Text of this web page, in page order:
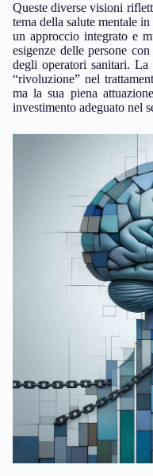
Queste diverse visioni
tema della salute mentale
un approccio integrato e
esigenze delle persone
degli operatori sanitari. La
“rivoluzione” nel
ma la sua piena
investimento adeguato nel